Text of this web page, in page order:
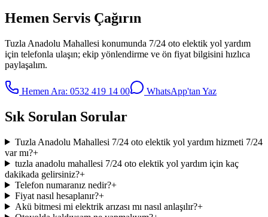
Hemen Servis Çağırın
Tuzla Anadolu Mahallesi konumunda 7/24 oto elektik yol yardım
için telefonla ulaşın; ekip yönlendirme ve ön fiyat bilgisini hızlıca
paylaşalım.
Hemen Ara: 0532 419 14 00 WhatsApp'tan Yaz
Sık Sorulan Sorular
Tuzla Anadolu Mahallesi 7/24 oto elektik yol yardım hizmeti 7/24
var mı?+
tuzla anadolu mahallesi 7/24 oto elektik yol yardım için kaç
dakikada gelirsiniz?+
Telefon numaranız nedir?+
Fiyat nasıl hesaplanır?+
Akü bitmesi mi elektrik arızası mı nasıl anlaşılır?+